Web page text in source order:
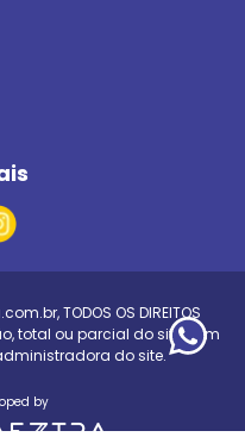
, TODOS OS DIREITOS
total ou parcial do site, sem
do site.
by